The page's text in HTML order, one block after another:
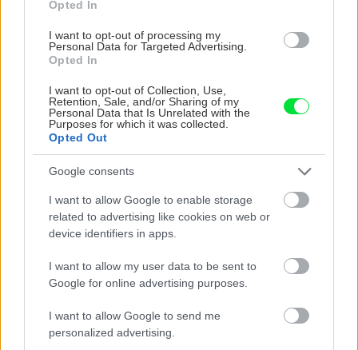
Opted In
I want to opt-out of processing my
Personal Data for Targeted Advertising.
Opted In
I want to opt-out of Collection, Use,
Retention, Sale, and/or Sharing of my
Personal Data that Is Unrelated with the
Purposes for which it was collected.
Opted Out
Google consents
I want to allow Google to enable storage
related to advertising like cookies on web or
device identifiers in apps.
I want to allow my user data to be sent to
Google for online advertising purposes.
I want to allow Google to send me
personalized advertising.
materiálovou, tvarovou a farebnou stálosťou a
tvary veľkých rozmerov (vhodné pre solitérne
rastliny na terasy) – z keramiky by boli priťažké.
Tento tenkostenný materiál sa vyrába v svetlo-
i tmavohnedých farbách, pričom svetlý odtieň